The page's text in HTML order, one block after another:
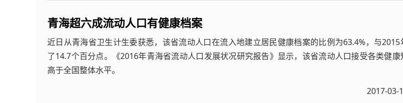
青海超六成流动人口有健康档案
近日从青海省卫生计生委获悉，该省流动人口在流入地建立居民健康档案的比例为63.4%，与2015
了14.7个百分点。《2016年青海省流动人口发展状况研究报告》显示，该省流动人口接受各类健康
高于全国整体水平。
2017-03-